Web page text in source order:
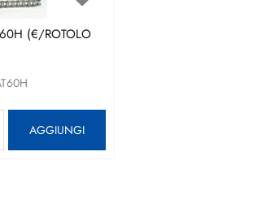
(€/ROTOLO
AGGIUNGI